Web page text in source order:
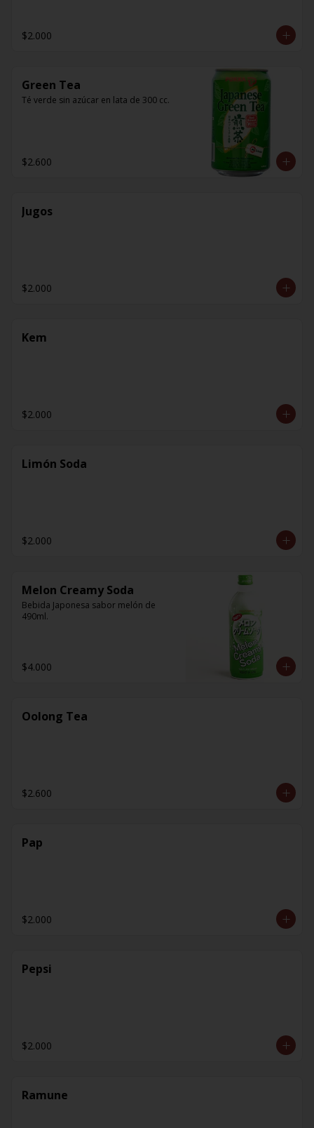
$2.000
Green Tea
Té verde sin azúcar en lata de 300 cc.
$2.600
Jugos
$2.000
Kem
$2.000
Limón Soda
$2.000
Melon Creamy Soda
Bebida Japonesa sabor melón de
490ml.
$4.000
Oolong Tea
$2.600
Pap
$2.000
Pepsi
$2.000
Ramune